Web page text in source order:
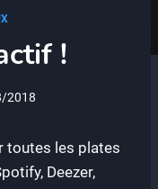
!
2018
toutes les plates
Deezer,